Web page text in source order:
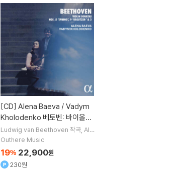
[CD]
Kholodenko 베토벤: 바이올린
소나타 5번 '봄', 9번 '크로이처',
3번 (Beethoven: Violin Sona
tas Nos. 5 "Spring", 9 'Kreut
zer" & 3)
Ludwig van Beethoven 작곡 Ale
na Baeva Vadym Kholodenko
Outhere Music
19% 22,900원
230원